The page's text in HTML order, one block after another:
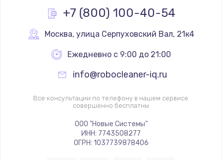
+7 (800) 100-40-54
Москва, улица Серпуховский Вал, 21к4
Ежедневно с 9:00 до 21:00
info@robocleaner-iq.ru
Все консультации по телефону в нашем сервисе
совершенно бесплатны
ООО "Новые Системы"
ИНН: 7743508277
ОГРН: 1037739878406